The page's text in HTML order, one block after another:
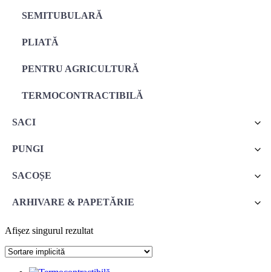
SEMITUBULARĂ
PLIATĂ
PENTRU AGRICULTURĂ
TERMOCONTRACTIBILĂ
SACI
PUNGI
SACOȘE
ARHIVARE & PAPETĂRIE
Afișez singurul rezultat